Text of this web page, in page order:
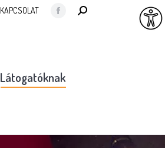
KAPCSOLAT
Facebook
new
SEARCH:
Látogatóknak